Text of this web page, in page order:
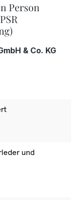
Person
& Co. KG
und